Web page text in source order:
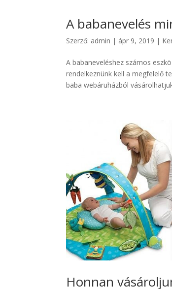
A babanevelés
Szerző: admin | ápr 9, 2019 |
A babaneveléshez számos
rendelkeznünk kell a megfelelő
baba webáruházból
Honnan